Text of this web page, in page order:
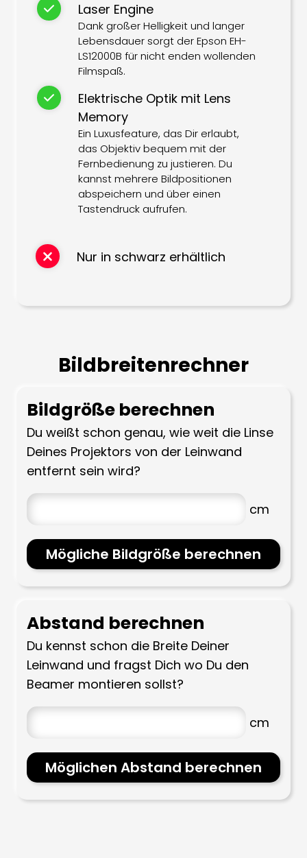
Laser Engine
Dank großer Helligkeit und langer
Lebensdauer sorgt der Epson EH-
LS12000B für nicht enden wollenden
Filmspaß.
Elektrische Optik mit Lens
Memory
Ein Luxusfeature, das Dir erlaubt,
das Objektiv bequem mit der
Fernbedienung zu justieren. Du
kannst mehrere Bildpositionen
abspeichern und über einen
Tastendruck aufrufen.
Nur in schwarz erhältlich
Bildbreitenrechner
Bildgröße berechnen
Du weißt schon genau, wie weit die Linse
Deines Projektors von der Leinwand
entfernt sein wird?
Mögliche Bildgröße berechnen
Abstand berechnen
Du kennst schon die Breite Deiner
Leinwand und fragst Dich wo Du den
Beamer montieren sollst?
Möglichen Abstand berechnen